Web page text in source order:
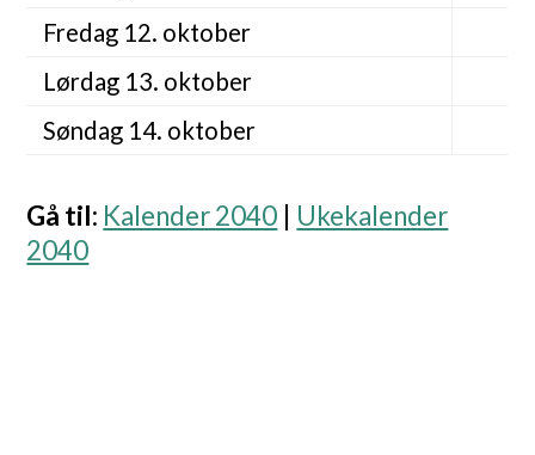
Fredag 12. oktober
Lørdag 13. oktober
Søndag 14. oktober
Gå til: Kalender 2040
Ukekalender
2040